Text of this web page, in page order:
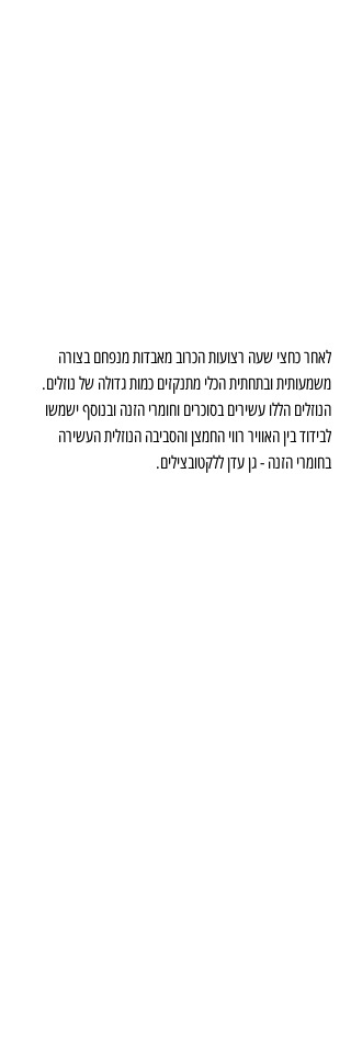
לאחר כחצי שעה רצועות הכרוב מאבדות מנפחם בצורה
משמעותית ובתחתית הכלי מתנקזים כמות גדולה של נוזלים.
הנוזלים הללו עשירים בסוכרים וחומרי הזנה ובנוסף ישמשו
לבידוד בין האוויר רווי החמצן והסביבה הנוזלית העשירה
בחומרי הזנה - גן עדן ללקטובצילים.